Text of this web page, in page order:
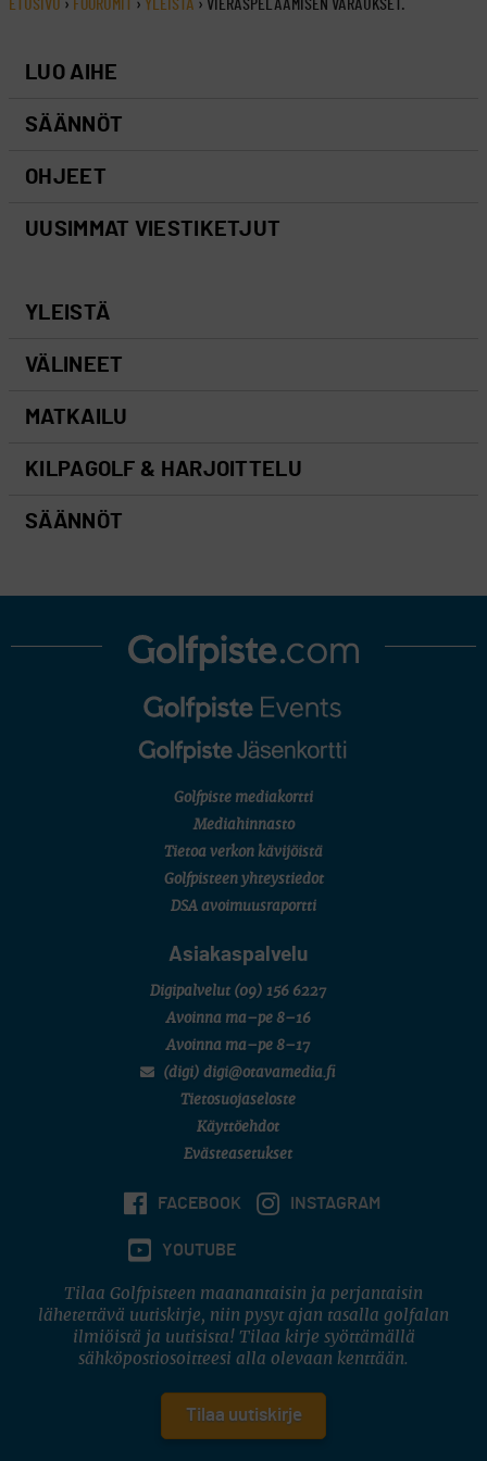
ETUSIVU › FOORUMIT › YLEISTÄ › VIERASPELAAMISEN VARAUKSET.
LUO AIHE
SÄÄNNÖT
OHJEET
UUSIMMAT VIESTIKETJUT
YLEISTÄ
VÄLINEET
MATKAILU
KILPAGOLF & HARJOITTELU
SÄÄNNÖT
Golfpiste mediakortti
Mediahinnasto
Tietoa verkon kävijöistä
Golfpisteen yhteystiedot
DSA avoimuusraportti
Asiakaspalvelu
Digipalvelut (09) 156 6227
Avoinna ma–pe 8–16
Avoinna ma–pe 8–17
(digi) digi@otavamedia.fi
Tietosuojaseloste
Käyttöehdot
Evästeasetukset
FACEBOOK INSTAGRAM
YOUTUBE
Tilaa Golfpisteen maanantaisin ja perjantaisin
lähetettävä uutiskirje, niin pysyt ajan tasalla golfalan
ilmiöistä ja uutisista! Tilaa kirje syöttämällä
sähköpostiosoitteesi alla olevaan kenttään.
Tilaa uutiskirje